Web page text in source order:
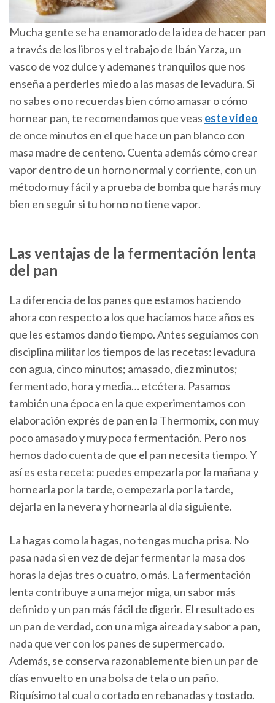
Mucha gente se ha enamorado de la idea de hacer pan
a través de los libros y el trabajo de Ibán Yarza, un
vasco de voz dulce y ademanes tranquilos que nos
enseña a perderles miedo a las masas de levadura. Si
no sabes o no recuerdas bien cómo amasar o cómo
hornear pan, te recomendamos que veas este vídeo
de once minutos en el que hace un pan blanco con
masa madre de centeno. Cuenta además cómo crear
vapor dentro de un horno normal y corriente, con un
método muy fácil y a prueba de bomba que harás muy
bien en seguir si tu horno no tiene vapor.
Las ventajas de la fermentación lenta
del pan
La diferencia de los panes que estamos haciendo
ahora con respecto a los que hacíamos hace años es
que les estamos dando tiempo. Antes seguíamos con
disciplina militar los tiempos de las recetas: levadura
con agua, cinco minutos; amasado, diez minutos;
fermentado, hora y media… etcétera. Pasamos
también una época en la que experimentamos con
elaboración exprés de pan en la Thermomix, con muy
poco amasado y muy poca fermentación. Pero nos
hemos dado cuenta de que el pan necesita tiempo. Y
así es esta receta: puedes empezarla por la mañana y
hornearla por la tarde, o empezarla por la tarde,
dejarla en la nevera y hornearla al día siguiente.
La hagas como la hagas, no tengas mucha prisa. No
pasa nada si en vez de dejar fermentar la masa dos
horas la dejas tres o cuatro, o más. La fermentación
lenta contribuye a una mejor miga, un sabor más
definido y un pan más fácil de digerir. El resultado es
un pan de verdad, con una miga aireada y sabor a pan,
nada que ver con los panes de supermercado.
Además, se conserva razonablemente bien un par de
días envuelto en una bolsa de tela o un paño.
Riquísimo tal cual o cortado en rebanadas y tostado.